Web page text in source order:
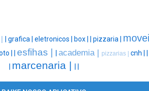
grafica | eletronicos | box | pizzaria |
| esfihas | academia | pizzarias | cnh |
marcenaria |